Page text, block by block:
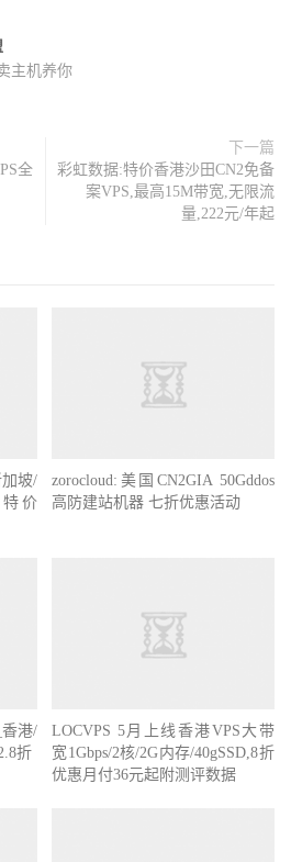
主机养你
全
下一篇
彩虹数据:特价香港沙田CN2免备
案VPS,最高15M带宽,无限流
量,222元/年起
坡/
价
zorocloud:美国CN2GIA 50Gddos
高防建站机器 七折优惠活动
香港/
折
LOCVPS 5月上线香港VPS大带
宽1Gbps/2核/2G内存/40gSSD,8折
优惠月付36元起附测评数据